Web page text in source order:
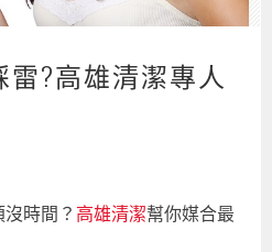
?高雄清潔專人
時間？ 高雄清潔幫你媒合最